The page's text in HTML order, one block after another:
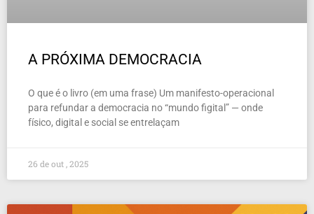
A PRÓXIMA DEMOCRACIA
O que é o livro (em uma frase) Um manifesto-operacional
para refundar a democracia no “mundo figital” — onde
físico, digital e social se entrelaçam
26 de out , 2025